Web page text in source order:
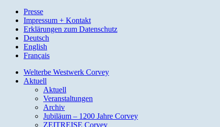
Presse
Impressum + Kontakt
Erklärungen zum Datenschutz
Deutsch
English
Français
Welterbe Westwerk Corvey
Aktuell
Aktuell
Veranstaltungen
Archiv
Jubiläum – 1200 Jahre Corvey
ZEITREISE Corvey